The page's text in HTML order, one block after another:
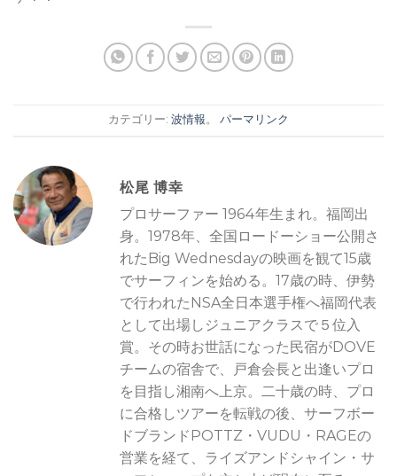
カテゴリー: 波情報。 パーマリンク
松尾 博幸
プロサーファー 1964年生まれ。福岡出
身。1978年、全国ロードーショー公開さ
れたBig Wednesdayの映画を観て15歳
でサーフィンを始める。17歳の時、伊勢
で行われたNSA全日本選手権へ福岡代表
として出場しジュニアクラスで５位入
賞。その時お世話になった民宿がDOVE
チームの宿舎で、戸倉会長と出逢いプロ
を目指し湘南へ上京。二十歳の時、プロ
に合格しツアーを転戦の後、サーフボー
ドブランドPOTTZ・VUDU・RAGEの
営業を経て、ライズアンドシャイン・サ